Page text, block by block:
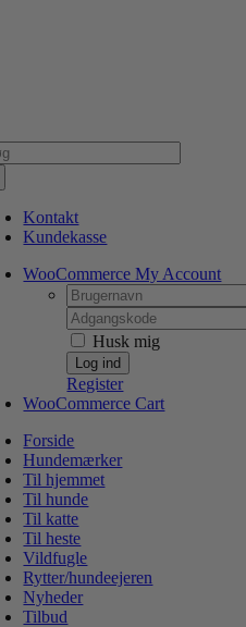
Kontakt
Kundekasse
WooCommerce My Account
Username:
Password:
Husk mig
Register
WooCommerce Cart
Forside
Hundemærker
Til hjemmet
Til hunde
Til katte
Til heste
Vildfugle
Rytter/hundeejeren
Nyheder
Tilbud